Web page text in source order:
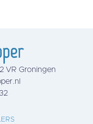
VR Groningen